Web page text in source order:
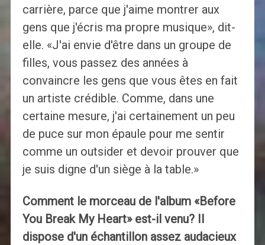
carrière, parce que j'aime montrer aux
gens que j'écris ma propre musique», dit-
elle. «J'ai envie d'être dans un groupe de
filles, vous passez des années à
convaincre les gens que vous êtes en fait
un artiste crédible. Comme, dans une
certaine mesure, j'ai certainement un peu
de puce sur mon épaule pour me sentir
comme un outsider et devoir prouver que
je suis digne d'un siège à la table.»
Comment le morceau de l'album «Before
You Break My Heart» est-il venu? Il
dispose d'un échantillon assez audacieux